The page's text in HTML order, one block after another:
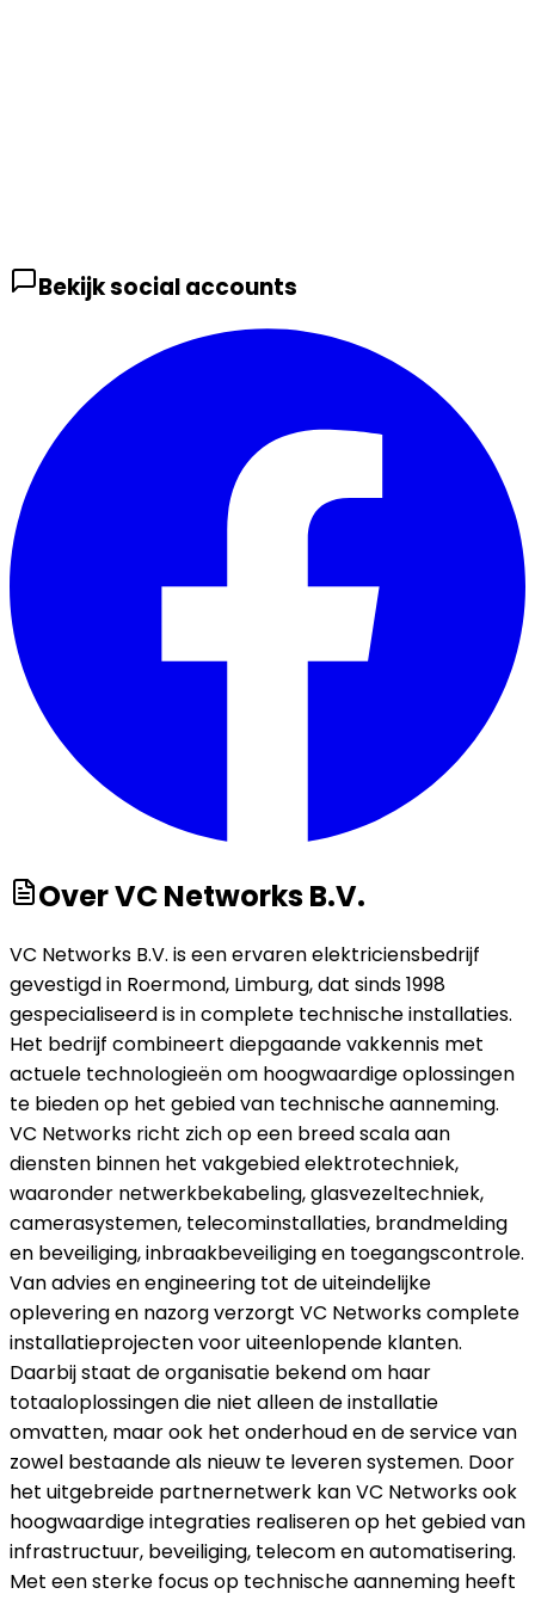
Bekijk social accounts
OverVC Networks B.V.
VC Networks B.V. is een ervaren elektriciensbedrijf
gevestigd in Roermond, Limburg, dat sinds 1998
gespecialiseerd is in complete technische installaties.
Het bedrijf combineert diepgaande vakkennis met
actuele technologieën om hoogwaardige oplossingen
te bieden op het gebied van technische aanneming.
VC Networks richt zich op een breed scala aan
diensten binnen het vakgebied elektrotechniek,
waaronder netwerkbekabeling, glasvezeltechniek,
camerasystemen, telecominstallaties, brandmelding
en beveiliging, inbraakbeveiliging en toegangscontrole.
Van advies en engineering tot de uiteindelijke
oplevering en nazorg verzorgt VC Networks complete
installatieprojecten voor uiteenlopende klanten.
Daarbij staat de organisatie bekend om haar
totaaloplossingen die niet alleen de installatie
omvatten, maar ook het onderhoud en de service van
zowel bestaande als nieuw te leveren systemen. Door
het uitgebreide partnernetwerk kan VC Networks ook
hoogwaardige integraties realiseren op het gebied van
infrastructuur, beveiliging, telecom en automatisering.
Met een sterke focus op technische aanneming heeft